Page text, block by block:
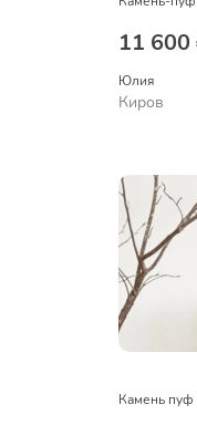
11 600
Юлия
Киров
Камень пуф